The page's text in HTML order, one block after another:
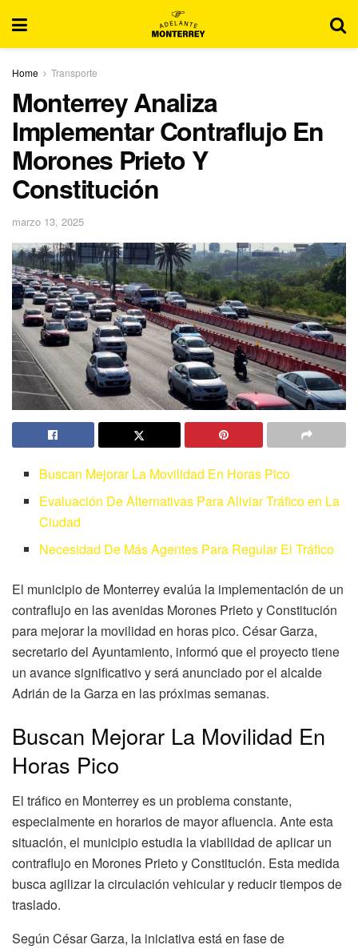
Home Transporte
Monterrey Analiza
Implementar Contraflujo En
Morones Prieto Y
Constitución
marzo 13, 2025
Buscan Mejorar La Movilidad En Horas Pico
Evaluación De Alternativas Para Aliviar Tráfico en La
Ciudad
Necesidad De Más Agentes Para Regular El Tráfico
El municipio de Monterrey evalúa la implementación de un
contraflujo en las avenidas Morones Prieto y Constitución
para mejorar la movilidad en horas pico. César Garza,
secretario del Ayuntamiento, informó que el proyecto tiene
un avance significativo y será anunciado por el alcalde
Adrián de la Garza en las próximas semanas.
Buscan Mejorar La Movilidad En
Horas Pico
El tráfico en Monterrey es un problema constante,
especialmente en horarios de mayor afluencia. Ante esta
situación, el municipio estudia la viabilidad de aplicar un
contraflujo en Morones Prieto y Constitución. Esta medida
busca agilizar la circulación vehicular y reducir tiempos de
traslado.
Según César Garza, la iniciativa está en fase de